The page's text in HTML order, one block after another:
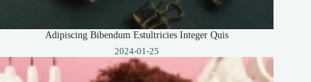
Adipiscing Bibendum Estultricies Integer Quis
2024-01-25